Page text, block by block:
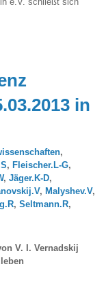
in
,
, Fleischer.L-G,
,Jäger.K-D,
, Malyshev.V,
,Seltmann.R,
V. I. Vernadskij